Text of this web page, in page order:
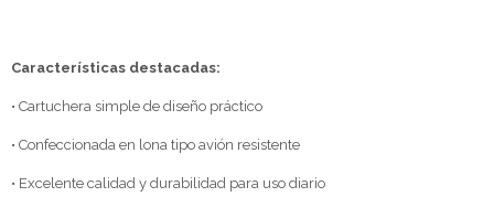
Características destacadas:
• Cartuchera simple de diseño práctico
• Confeccionada en lona tipo avión resistente
• Excelente calidad y durabilidad para uso diario